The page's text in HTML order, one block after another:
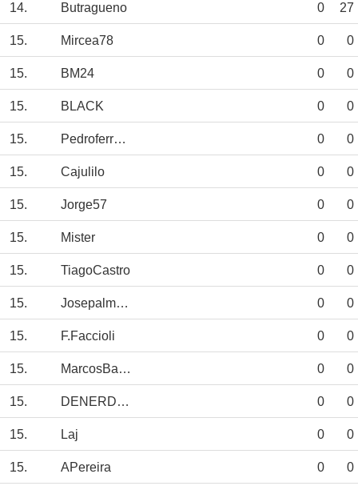
14. Butragueno 0 27
15. Mircea78 0 0
15. BM24 0 0
15. BLACK 0 0
15. Pedroferreira 0 0
15. Cajulilo 0 0
15. Jorge57 0 0
15. Mister 0 0
15. TiagoCastro 0 0
15. Josepalmeira 0 0
15. F.Faccioli 0 0
15. MarcosBarreto 0 0
15. DENERDNR 0 0
15. Laj 0 0
15. APereira 0 0